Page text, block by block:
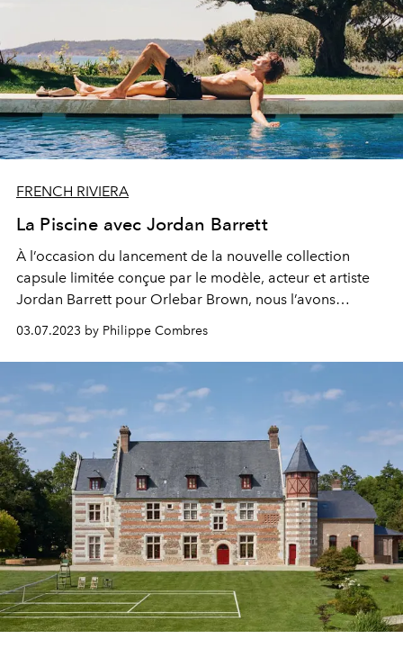
FRENCH RIVIERA
La Piscine avec Jordan Barrett
À l’occasion du lancement de la nouvelle collection
capsule limitée conçue par le modèle, acteur et artiste
Jordan Barrett pour Orlebar Brown, nous l’avons
Messardière.
03.07.2023 by Philippe Combres